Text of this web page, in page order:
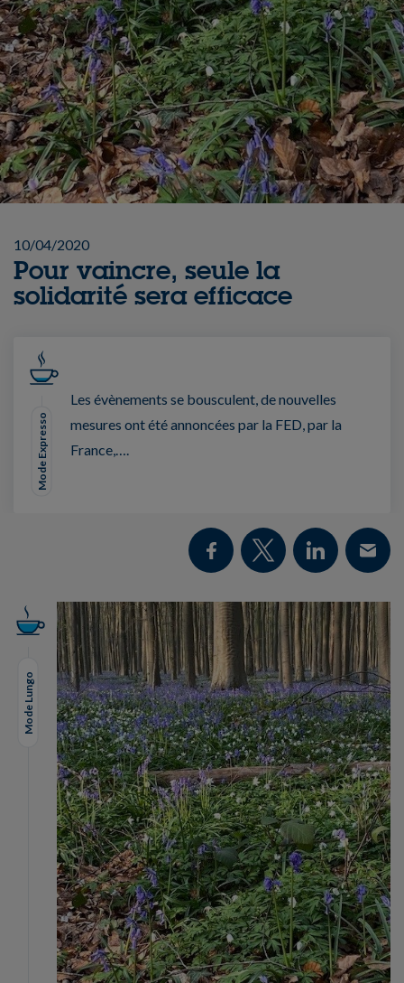
10/04/2020
Pour vaincre, seule la
solidarité sera efficace
Mode Expresso
Les évènements se bousculent, de nouvelles
mesures ont été annoncées par la FED, par la
France,….
Mode Lungo